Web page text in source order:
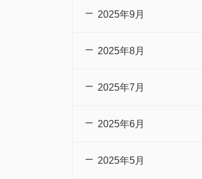
2025年9月
2025年8月
2025年7月
2025年6月
2025年5月